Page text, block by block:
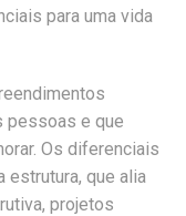
para uma vida
pessoas e que
Os diferenciais
estrutura, que alia
projetos